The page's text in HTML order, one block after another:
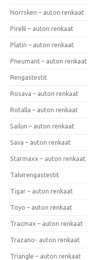
Norrsken – auton renkaat
Pirelli – auton renkaat
Platin – auton renkaat
Pneumant – auton renkaat
Rengastestit
Rosava – auton renkaat
Rotalla – auton renkaat
Sailun – auton renkaat
Sava – auton renkaat
Starmaxx – auton renkaat
Talvirengastestit
Tigar – auton renkaat
Toyo – auton renkaat
Tracmax – auton renkaat
Trazano- auton renkaat
Triangle – auton renkaat